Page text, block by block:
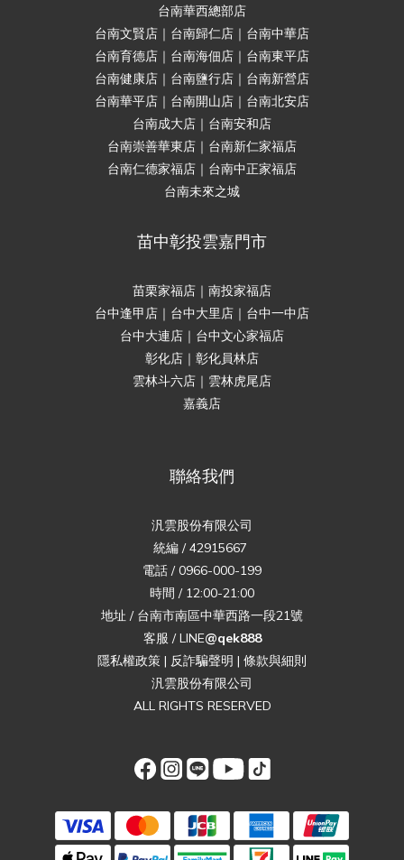
台南華西總部店
台南文賢店｜台南歸仁店｜台南中華店
台南育德店｜台南海佃店｜台南東平店
台南健康店｜台南鹽行店｜台南新營店
台南華平店｜台南開山店｜台南北安店
台南成大店｜台南安和店
台南崇善華東店｜台南新仁家福店
台南仁德家福店｜台南中正家福店
台南未來之城
苗中彰投雲嘉門市
苗栗家福店｜南投家福店
台中逢甲店｜台中大里店｜台中一中店
台中大連店｜台中文心家福店
彰化店｜彰化員林店
雲林斗六店｜雲林虎尾店
嘉義店
聯絡我們
汎雲股份有限公司
統編 / 42915667
電話 / 0966-000-199
時間 / 12:00-21:00
地址 / 台南市南區中華西路一段21號
客服 / LINE@qek888
隱私權政策 | 反詐騙聲明 | 條款與細則
汎雲股份有限公司
ALL RIGHTS RESERVED